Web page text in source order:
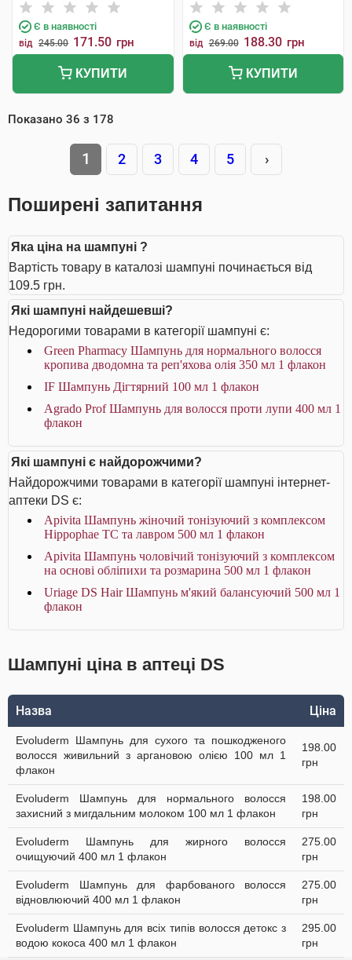
С.Л.У.
Є в наявності
від 245.00 171.50 грн
КУПИТИ
С.Л.У.
Є в наявності
від 269.00 188.30 грн
КУПИТИ
Показано 36 з 178
1 2 3 4 5 ›
Поширені запитання
Яка ціна на шампуні ?
Вартість товару в каталозі шампуні починається від
109.5 грн.
Які шампуні найдешевші?
Недорогими товарами в категорії шампуні є:
Green Pharmacy Шампунь для нормального волосся
кропива дводомна та реп'яхова олія 350 мл 1 флакон
IF Шампунь Дігтярний 100 мл 1 флакон
Agrado Prof Шампунь для волосся проти лупи 400 мл 1
флакон
Які шампуні є найдорожчими?
Найдорожчими товарами в категорії шампуні інтернет-
аптеки DS є:
Apivita Шампунь жіночий тонізуючий з комплексом
Hippophae TC та лавром 500 мл 1 флакон
Apivita Шампунь чоловічий тонізуючий з комплексом
на основі обліпихи та розмарина 500 мл 1 флакон
Uriage DS Hair Шампунь м'який балансуючий 500 мл 1
флакон
Шампуні ціна в аптеці DS
Назва Ціна
Evoluderm Шампунь для сухого та пошкодженого
волосся живильний з аргановою олією 100 мл 1
флакон
198.00
грн
Evoluderm Шампунь для нормального волосся
захисний з мигдальним молоком 100 мл 1 флакон
198.00
грн
Evoluderm Шампунь для жирного волосся
очищуючий 400 мл 1 флакон
275.00
грн
Evoluderm Шампунь для фарбованого волосся
відновлюючий 400 мл 1 флакон
275.00
грн
Evoluderm Шампунь для всіх типів волосся детокс з
водою кокоса 400 мл 1 флакон
295.00
грн